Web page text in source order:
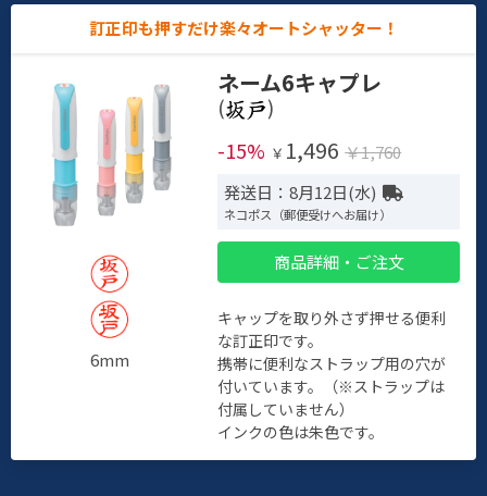
訂正印も押すだけ楽々オートシャッター！
6mm
ネーム6キャプレ
(
)
-15% ￥ 1,496 ￥1,760
発送日：8月12日(水)
ネコポス（郵便受けへお届け）
商品詳細・ご注文
キャップを取り外さず押せる便利
な訂正印です。
携帯に便利なストラップ用の穴が
付いています。（※ストラップは
付属していません）
インクの色は朱色です。